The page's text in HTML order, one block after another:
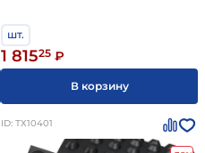
шт.
1 81525 ₽
В корзину
ID: ТХ10401